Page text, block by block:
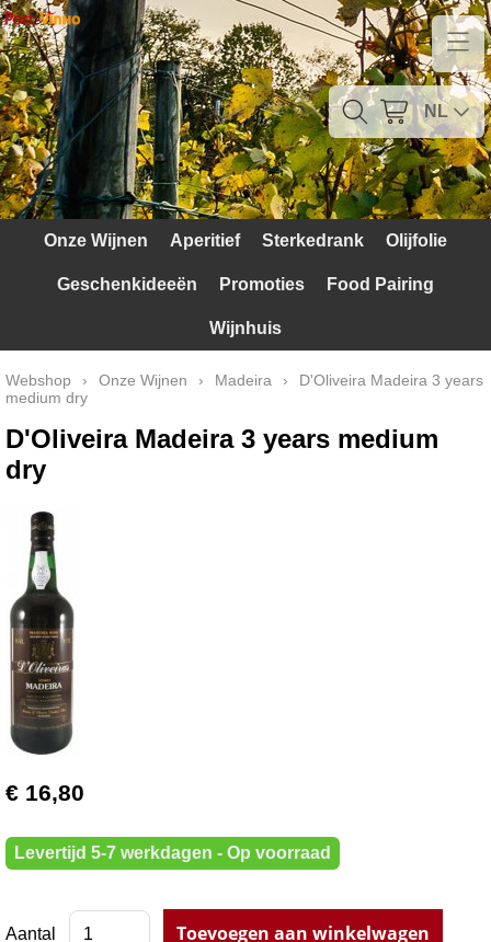
Home
Contact
Mijn account
Verzendkosten
NL
Onze Wijnen Aperitief Sterkedrank Olijfolie
Geschenkideeën Promoties Food Pairing
Wijnhuis
Webshop › Onze Wijnen › Madeira ›
D'Oliveira Madeira 3 years
medium dry
D'Oliveira Madeira 3 years medium
dry
€ 16,80
Levertijd 5-7 werkdagen - Op voorraad
Aantal